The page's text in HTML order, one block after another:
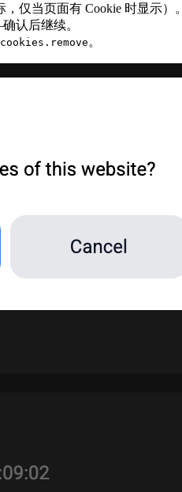
，仅当页面有 Cookie 时显示）。
认后继续。
。